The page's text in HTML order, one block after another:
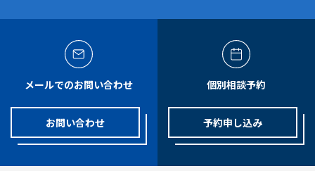
メールでのお問い合わせ
お問い合わせ
個別相談予約
予約申し込み